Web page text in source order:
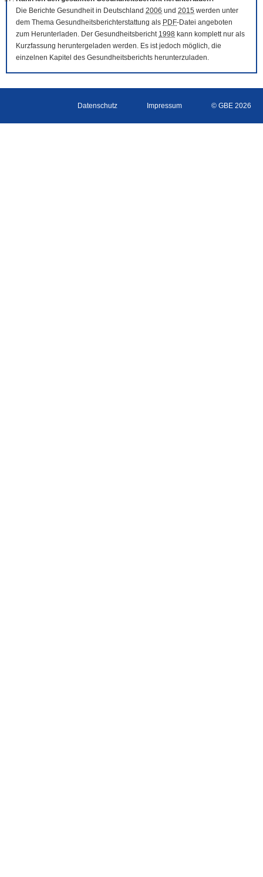
Die Berichte Gesundheit in Deutschland 2006 und 2015 werden unter
dem Thema Gesundheitsberichterstattung als PDF-Datei angeboten
zum Herunterladen. Der Gesundheitsbericht 1998 kann komplett nur als
Kurzfassung heruntergeladen werden. Es ist jedoch möglich, die
einzelnen Kapitel des Gesundheitsberichts herunterzuladen.
Datenschutz Impressum © GBE 2026